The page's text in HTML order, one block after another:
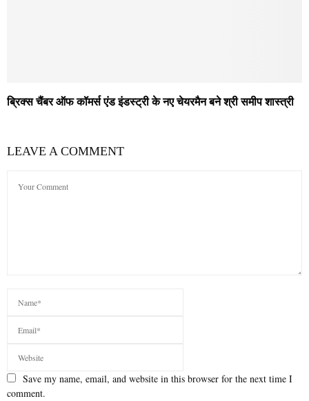
ब्रिक्स चैंबर ऑफ कॉमर्स एंड इंडस्ट्री के नए चेयरमैन बने श्री समीप शास्त्री
LEAVE A COMMENT
Save my name, email, and website in this browser for the next time I
comment.